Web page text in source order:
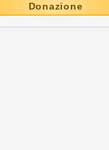
Donazione